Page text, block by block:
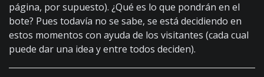
página, por supuesto). ¿Qué es lo que pondrán en el
bote? Pues todavía no se sabe, se está decidiendo en
estos momentos con ayuda de los visitantes (cada cual
puede dar una idea y entre todos deciden).